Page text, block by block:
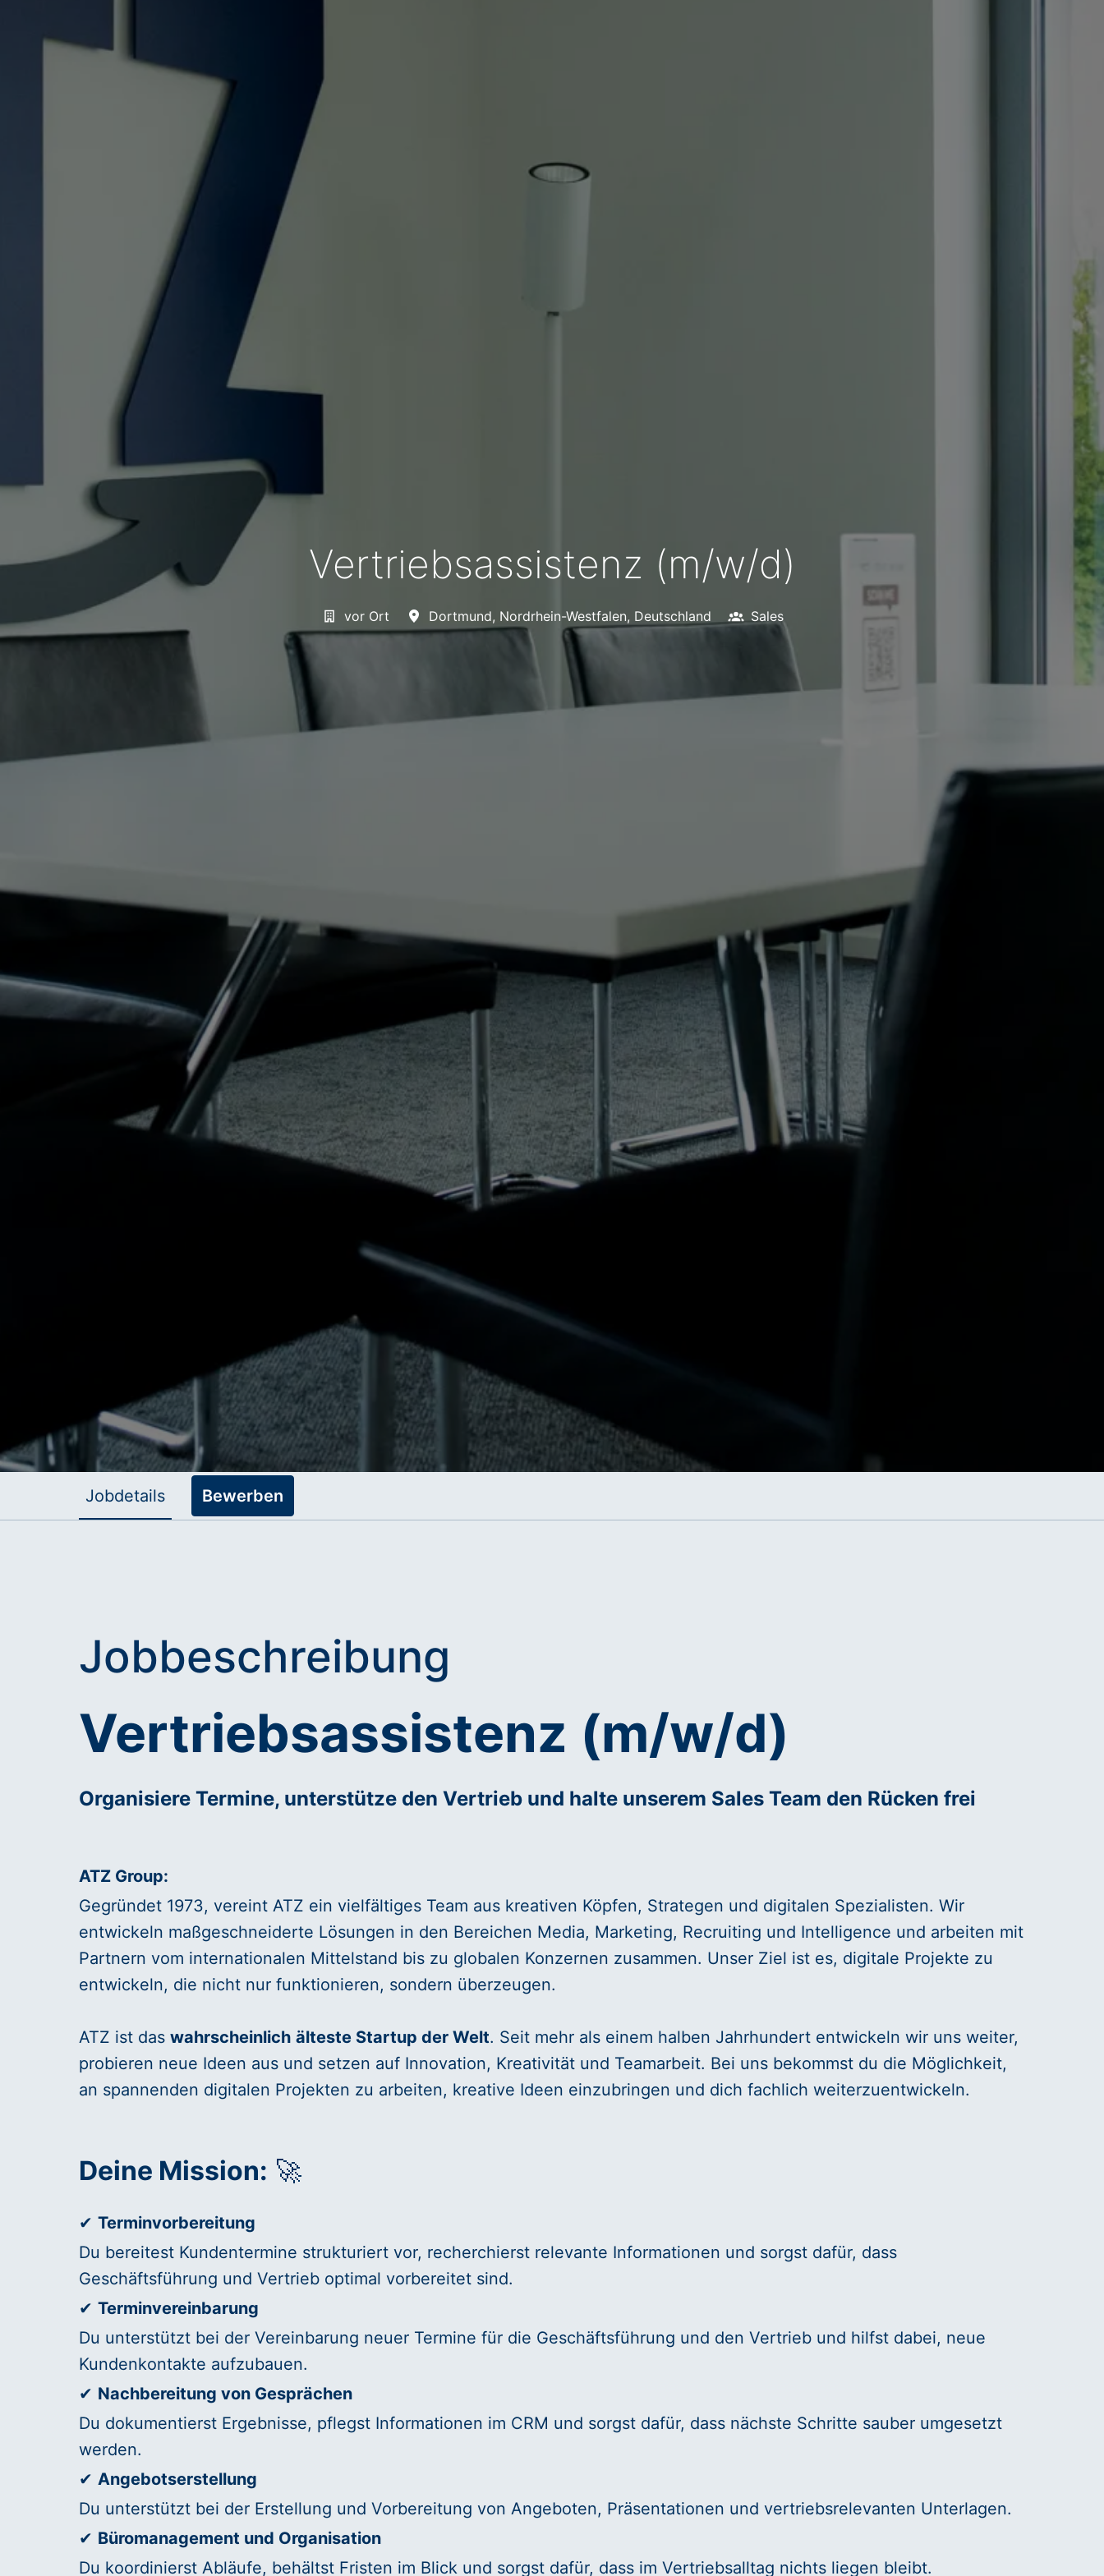
Vertriebsassistenz (m/w/d)
vor Ort Dortmund, Nordrhein-Westfalen, Deutschland Sales
Jobdetails Bewerben
Jobbeschreibung
Vertriebsassistenz (m/w/d)
Organisiere Termine, unterstütze den Vertrieb und halte unserem Sales Team den Rücken frei
ATZ Group:
Gegründet 1973, vereint ATZ ein vielfältiges Team aus kreativen Köpfen, Strategen und digitalen Spezialisten. Wir
entwickeln maßgeschneiderte Lösungen in den Bereichen Media, Marketing, Recruiting und Intelligence und arbeiten mit
Partnern vom internationalen Mittelstand bis zu globalen Konzernen zusammen. Unser Ziel ist es, digitale Projekte zu
entwickeln, die nicht nur funktionieren, sondern überzeugen.
ATZ ist das wahrscheinlich älteste Startup der Welt. Seit mehr als einem halben Jahrhundert entwickeln wir uns weiter,
probieren neue Ideen aus und setzen auf Innovation, Kreativität und Teamarbeit. Bei uns bekommst du die Möglichkeit,
an spannenden digitalen Projekten zu arbeiten, kreative Ideen einzubringen und dich fachlich weiterzuentwickeln.
Deine Mission: 🚀
✔ Terminvorbereitung
Du bereitest Kundentermine strukturiert vor, recherchierst relevante Informationen und sorgst dafür, dass
Geschäftsführung und Vertrieb optimal vorbereitet sind.
✔ Terminvereinbarung
Du unterstützt bei der Vereinbarung neuer Termine für die Geschäftsführung und den Vertrieb und hilfst dabei, neue
Kundenkontakte aufzubauen.
✔ Nachbereitung von Gesprächen
Du dokumentierst Ergebnisse, pflegst Informationen im CRM und sorgst dafür, dass nächste Schritte sauber umgesetzt
werden.
✔ Angebotserstellung
Du unterstützt bei der Erstellung und Vorbereitung von Angeboten, Präsentationen und vertriebsrelevanten Unterlagen.
✔ Büromanagement und Organisation
Du koordinierst Abläufe, behältst Fristen im Blick und sorgst dafür, dass im Vertriebsalltag nichts liegen bleibt.